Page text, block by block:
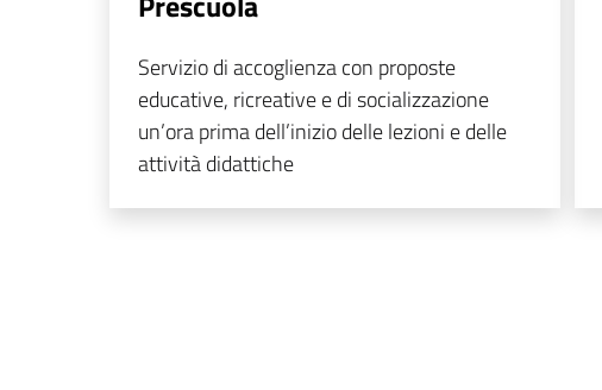
Servizio di accoglienza con proposte
educative, ricreative e di socializzazione
un’ora prima dell’inizio delle lezioni e delle
attività didattiche